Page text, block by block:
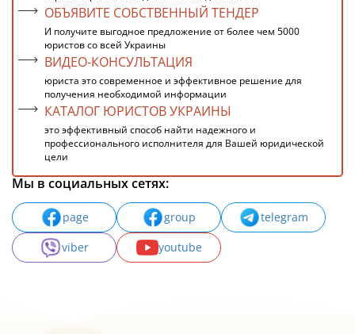
ОБЪЯВИТЕ СОБСТВЕННЫЙ ТЕНДЕР
И получите выгодное предложение от более чем 5000
юристов со всей Украины
ВИДЕО-КОНСУЛЬТАЦИЯ
юриста это современное и эффективное решение для
получения необходимой информации
КАТАЛОГ ЮРИСТОВ УКРАИНЫ
это эффективный способ найти надежного и
профессионального исполнителя для Вашей юридической
цели
Мы в социальных сетях:
page group
telegram
viber
youtube